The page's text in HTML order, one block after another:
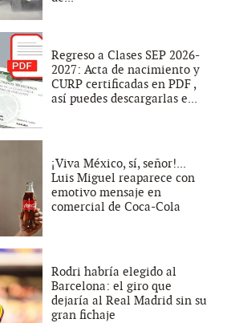
Regreso a Clases SEP 2026-
2027: Acta de nacimiento y
CURP certificadas en PDF ,
así puedes descargarlas e...
¡Viva México, sí, señor!...
Luis Miguel reaparece con
emotivo mensaje en
comercial de Coca-Cola
Rodri habría elegido al
Barcelona: el giro que
dejaría al Real Madrid sin su
gran fichaje